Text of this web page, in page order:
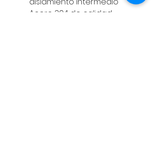
Acero 304 de calidad